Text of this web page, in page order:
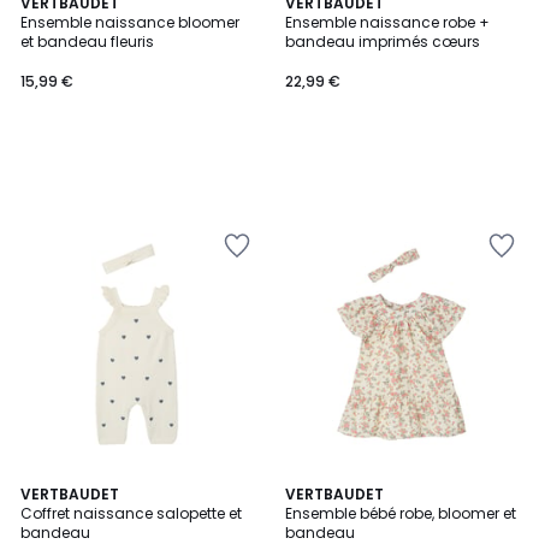
Ensemble naissance bloomer
et bandeau fleuris
15,99 €
Ensemble naissance robe +
bandeau imprimés cœurs
22,99 €
VERTBAUDET
Coffret naissance salopette et
bandeau
VERTBAUDET
Ensemble bébé robe, bloomer et
bandeau